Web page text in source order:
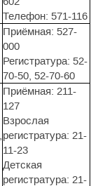
Телефон: 571-116
Приёмная: 527-
000
Регистратура: 52-
70-50, 52-70-60
Приёмная: 211-
127
Взрослая
регистратура: 21-
11-23
Детская
регистратура: 21-